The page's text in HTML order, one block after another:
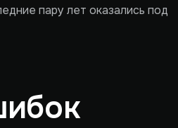
пару лет оказались под